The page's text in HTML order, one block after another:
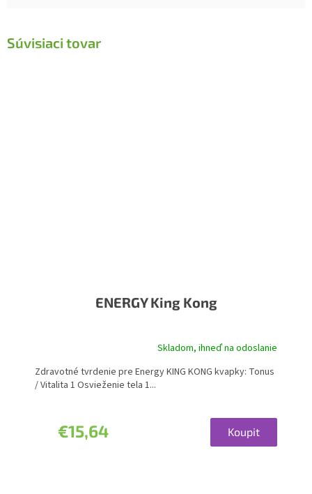
Súvisiaci tovar
ENERGY King Kong
Skladom, ihneď na odoslanie
€15,64 Koupit
Zdravotné tvrdenie pre Energy KING KONG kvapky: Tonus
/ Vitalita 1 Osvieženie tela 1...